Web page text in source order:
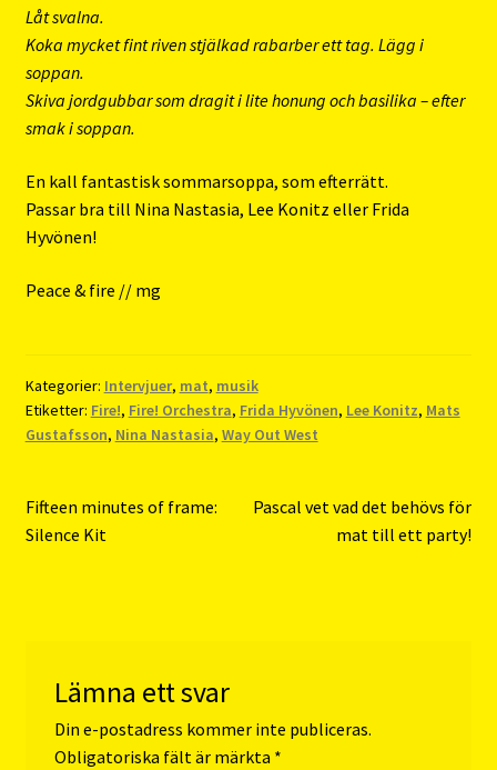
Låt svalna.
Koka mycket fint riven stjälkad rabarber ett tag. Lägg i
soppan.
Skiva jordgubbar som dragit i lite honung och basilika – efter
smak i soppan.
En kall fantastisk sommarsoppa, som efterrätt.
Passar bra till Nina Nastasia, Lee Konitz eller Frida
Hyvönen!
Peace & fire // mg
Kategorier: Intervjuer, mat, musik
Etiketter: Fire!, Fire! Orchestra, Frida Hyvönen, Lee Konitz, Mats
Gustafsson, Nina Nastasia, Way Out West
Inläggsnavigering
Föregående
inlägg:
Fifteen minutes of frame:
Silence Kit
Nästa
Pascal vet vad det behövs för
mat till ett party!
Lämna ett svar
Din e-postadress kommer inte publiceras.
Obligatoriska fält är märkta *